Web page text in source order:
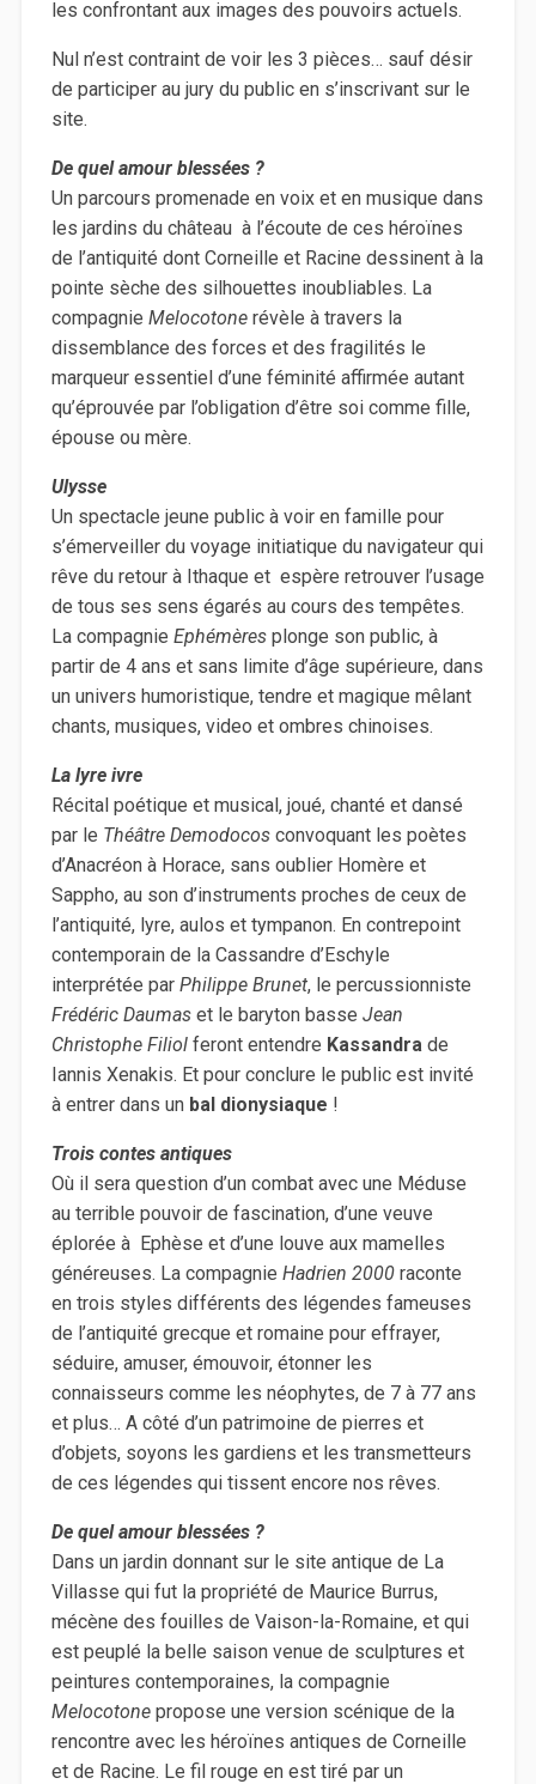
les confrontant aux images des pouvoirs actuels.
Nul n’est contraint de voir les 3 pièces… sauf désir
de participer au jury du public en s’inscrivant sur le
site.
De quel amour blessées ?
Un parcours promenade en voix et en musique dans
les jardins du château à l’écoute de ces héroïnes
de l’antiquité dont Corneille et Racine dessinent à la
pointe sèche des silhouettes inoubliables. La
compagnie Melocotonerévèle à travers la
dissemblance des forces et des fragilités le
marqueur essentiel d’une féminité affirmée autant
qu’éprouvée par l’obligation d’être soi comme fille,
épouse ou mère.
Ulysse
Un spectacle jeune public à voir en famille pour
s’émerveiller du voyage initiatique du navigateur qui
rêve du retour à Ithaque et espère retrouver l’usage
de tous ses sens égarés au cours des tempêtes.
La compagnie Ephémèresplonge son public, à
partir de 4 ans et sans limite d’âge supérieure, dans
un univers humoristique, tendre et magique mêlant
chants, musiques, video et ombres chinoises.
La lyre ivre
Récital poétique et musical, joué, chanté et dansé
par le Théâtre Demodocosconvoquant les poètes
d’Anacréon à Horace, sans oublier Homère et
Sappho, au son d’instruments proches de ceux de
l’antiquité, lyre, aulos et tympanon. En contrepoint
contemporain de la Cassandre d’Eschyle
interprétée par Philippe Brunet, le percussionniste
Frédéric Daumaset le baryton basse Jean
Christophe Filiolferont entendre Kassandrade
Iannis Xenakis. Et pour conclure le public est invité
à entrer dans un bal dionysiaque !
Trois contes antiques
Où il sera question d’un combat avec une Méduse
au terrible pouvoir de fascination, d’une veuve
éplorée à Ephèse et d’une louve aux mamelles
généreuses. La compagnie Hadrien 2000raconte
en trois styles différents des légendes fameuses
de l’antiquité grecque et romaine pour effrayer,
séduire, amuser, émouvoir, étonner les
connaisseurs comme les néophytes, de 7 à 77 ans
et plus… A côté d’un patrimoine de pierres et
d’objets, soyons les gardiens et les transmetteurs
de ces légendes qui tissent encore nos rêves.
De quel amour blessées ?
Dans un jardin donnant sur le site antique de La
Villasse qui fut la propriété de Maurice Burrus,
mécène des fouilles de Vaison-la-Romaine, et qui
est peuplé la belle saison venue de sculptures et
peintures contemporaines, la compagnie
Melocotonepropose une version scénique de la
rencontre avec les héroïnes antiques de Corneille
et de Racine. Le fil rouge en est tiré par un